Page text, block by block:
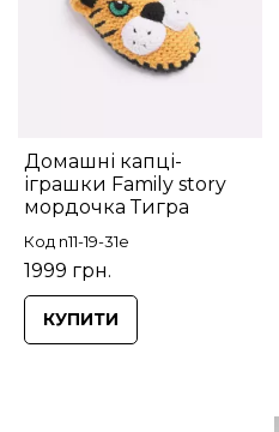
Домашні капці-
іграшки Family story
мордочка Тигра
Код n11-19-31e
1999 грн.
КУПИТИ